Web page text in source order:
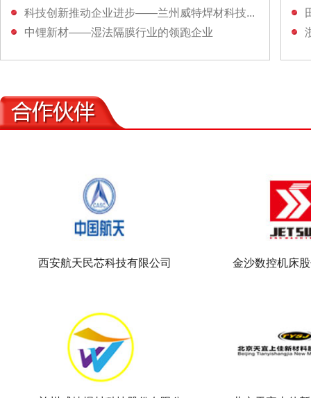
科技创新推动企业进步——兰州威特焊材科技...
中锂新材——湿法隔膜行业的领跑企业
西安航天民芯科技有限公司 金沙数控机床